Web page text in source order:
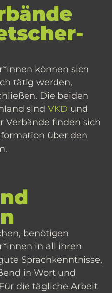
können sich
tätig werden,
Die beiden
sind VKD und
Verbände finden sich
über den
benötigen
in all ihren
Sprachkenntnisse,
in Wort und
die tägliche Arbeit